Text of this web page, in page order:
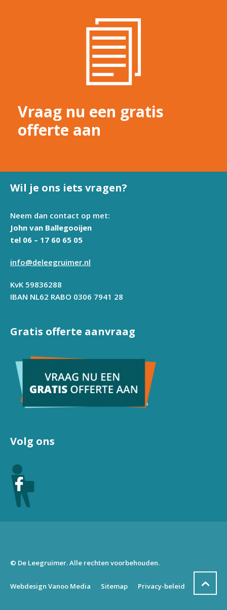
Vraag nu een gratis
offerte aan
Wil je ons iets vragen?
Neem dan contact op met:
John van Ballegooijen
tel 06 – 17 60 65 05
info@deleegruimer.nl
KvK 59836288
IBAN NL62 RABO 0306 7941 28
Gratis offerte aanvraag
Volg ons
© De Leegruimer. Alle rechten voorbehouden.
Webdesign Vanoo Media Sitemap Privacy-beleid